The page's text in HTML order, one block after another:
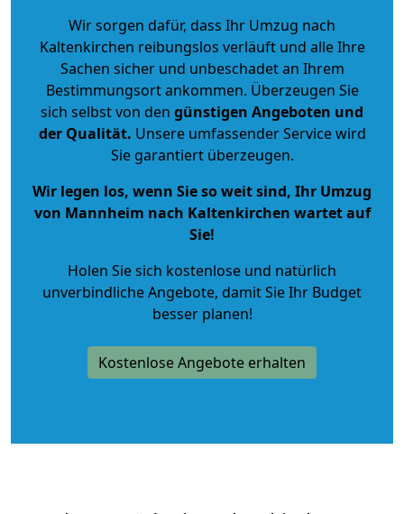
Wir sorgen dafür, dass Ihr Umzug nach
Kaltenkirchen reibungslos verläuft und alle Ihre
Sachen sicher und unbeschadet an Ihrem
Bestimmungsort ankommen. Überzeugen Sie
sich selbst von den günstigen Angeboten und
der Qualität. Unsere umfassender Service wird
Sie garantiert überzeugen.
Wir legen los, wenn Sie so weit sind, Ihr Umzug
von Mannheim nach Kaltenkirchen wartet auf
Sie!
Holen Sie sich kostenlose und natürlich
unverbindliche Angebote, damit Sie Ihr Budget
besser planen!
Kostenlose Angebote erhalten